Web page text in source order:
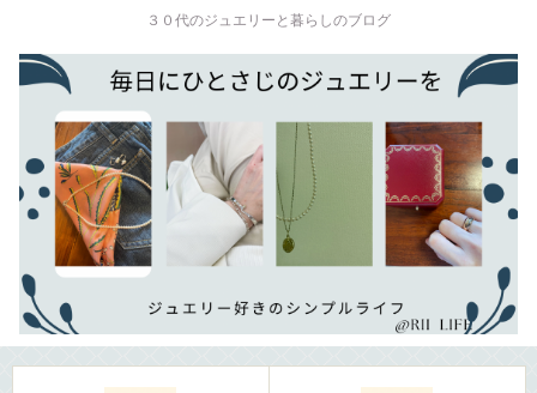
３０代のジュエリーと暮らしのブログ